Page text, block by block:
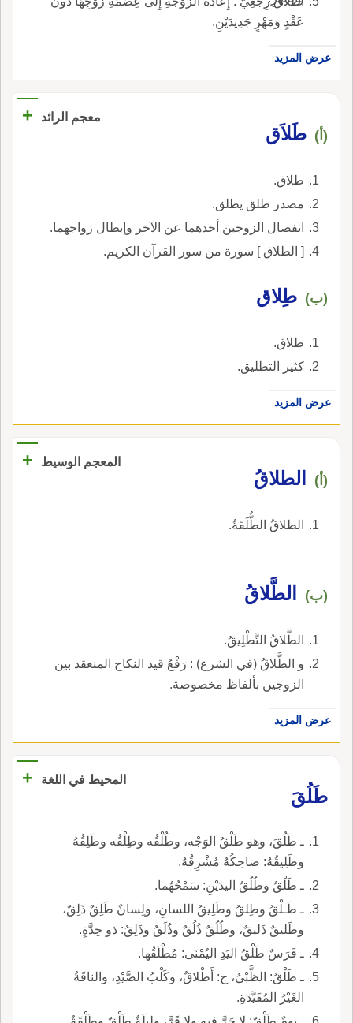
عَقْدٍ وَمَهْرٍ جَدِيدَيْنِ.
عرض المزيد
معجم الرائد +
(أ) طَلاَق
طلاق.
مصدر طلق يطلق.
انفصال الزوجين أحدهما عن الآخر وإبطال زواجهما.
[ الطلاق ] سورة من سور القرآن الكريم.
(ب) طِلاق
طلاق.
كثير التطليق.
عرض المزيد
المعجم الوسيط +
(أ) الطلاقُ
الطلاقُ الطُّلَقَةُ.
(ب) الطَّلاقُ
الطَّلاقُ التَّطْلِيقُ.
و الطَّلاقُ (في الشرع) : رَفْعُ قيد النكاح المنعقد بين
الزوجين بألفاظ مخصوصة.
عرض المزيد
المحيط في اللغة
+
طَلُقَ
ـ طَلُقَ، وهو طَلْقُ الوَجْه، وطُلْقُه وطِلْقُه وطَلِقُهُ
وطَلِيقُهُ: ضاحِكُهُ مُشْرِقُهُ.
ـ طَلْقُ وطُلُقُ اليدَيْنِ: سَمْحُهُما.
ـ طَـلْقُ وطِلقُ وطَلِيقُ اللسانِ، ولِسانٌ طَلِقٌ ذَلِقٌ،
وطَليقٌ ذَليقٌ، وطُلُقٌ ذُلُقٌ وذُلَقُ وذَلِقُ: ذو حِدَّةٍ.
ـ فَرَسٌ طَلْقُ اليَدِ اليُمْنَى: مُطْلَقُها.
ـ طَلْقُ: الظَّبْيُ، ج: أَطْلاقٌ، وكَلْبُ الصَّيْدِ، والناقَةُ
الغَيْرُ المُقَيَّدَةِ.